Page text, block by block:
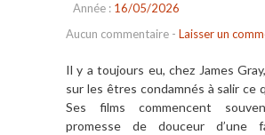
Année : 16/05/2026
Aucun commentaire - Laisser un
Il y a toujours eu, chez James
sur les êtres condamnés à salir ce
Ses films commencent
promesse de douceur d’une